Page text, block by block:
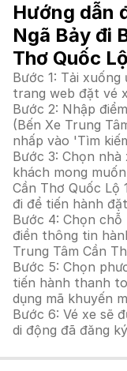
Hướng dẫn
Ngã Bảy đi
Thơ Quốc
Bước 1: Tải
trang web đặt vé
Bước 2: Nhập
(Bến Xe Trung
nhấp vào 'Tìm
Bước 3: Chọn
khách mong
Cần Thơ Quốc Lộ
đi để tiến hành
Bước 4: Chọn
điền thông tin
Trung Tâm Cần
Bước 5: Chọn
tiến hành thanh
dụng mã khuyến
Bước 6: Vé xe sẽ
di động đã đăng